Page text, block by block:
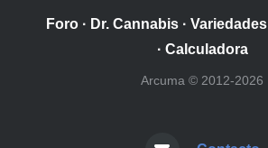
Foro · Dr. Cannabis · Variedades
· Calculadora
Arcuma © 2012-2026